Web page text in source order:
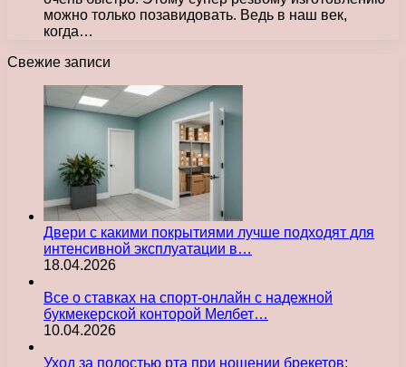
можно только позавидовать. Ведь в наш век,
когда…
Свежие записи
Двери с какими покрытиями лучше подходят для
интенсивной эксплуатации в…
18.04.2026
Все о ставках на спорт-онлайн с надежной
букмекерской конторой Мелбет…
10.04.2026
Уход за полостью рта при ношении брекетов: